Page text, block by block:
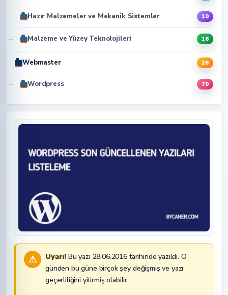
Hazır Malzemeler ve Mekanik Sistemler 10
Malzeme ve Yüzey Teknolojileri 16
Webmaster 26
Wordpress 70
⚠ Uyarı! Bu yazı 28.06.2016 tarihinde yazıldı. O
günden bu güne birçok şey değişmiş ve yazı
geçerliliğini yitirmiş olabilir.